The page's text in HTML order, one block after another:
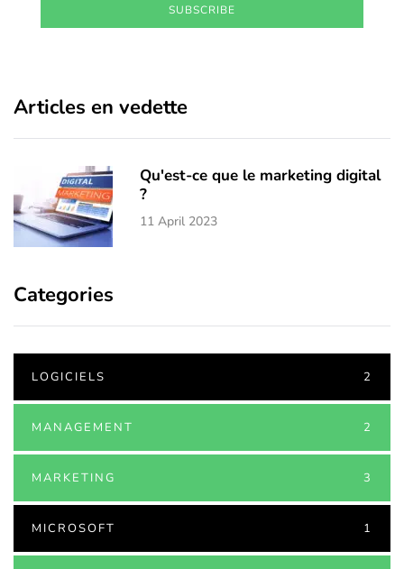
SUBSCRIBE
Articles en vedette
Qu'est-ce que le marketing digital
?
11 April 2023
Categories
LOGICIELS 2
MANAGEMENT 2
MARKETING 3
MICROSOFT 1